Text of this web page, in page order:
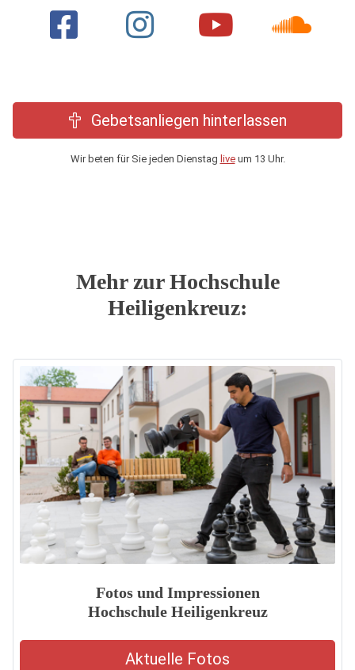
Gebetsanliegen hinterlassen
Wir beten für Sie jeden Dienstag liveum 13 Uhr.
Mehr zur Hochschule
Heiligenkreuz:
Fotos und Impressionen
Hochschule Heiligenkreuz
Aktuelle Fotos